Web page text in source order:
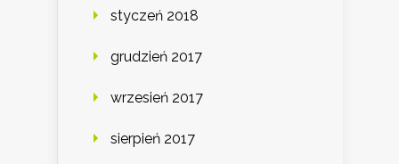
styczeń 2018
grudzień 2017
wrzesień 2017
sierpień 2017